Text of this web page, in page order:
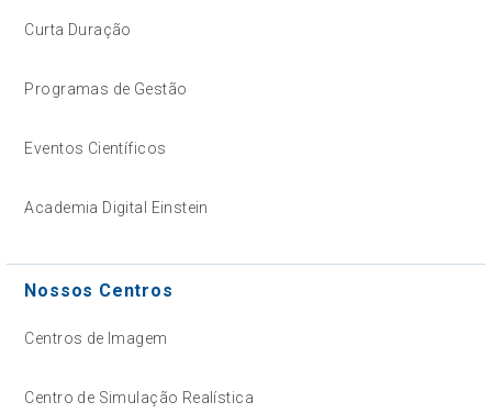
Curta Duração
Programas de Gestão
Eventos Científicos
Academia Digital Einstein
Nossos Centros
Centros de Imagem
Centro de Simulação Realística